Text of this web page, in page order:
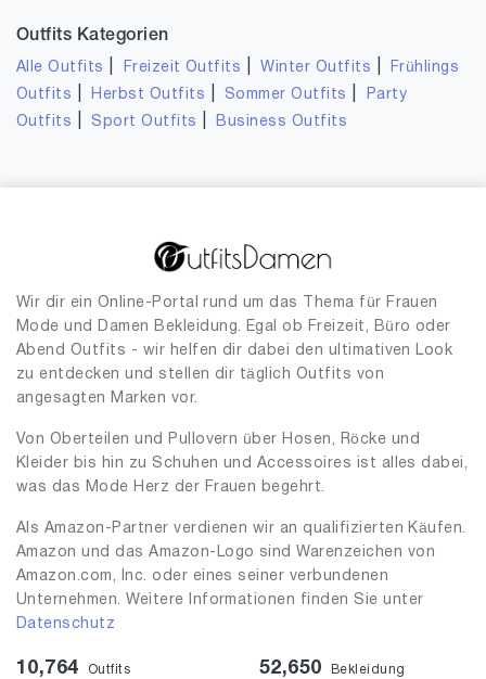
Outfits Kategorien
Alle Outfits Freizeit Outfits |Winter Outfits
Frühlings
Outfits
Herbst Outfits Sommer Outfits
Party
Outfits
Sport Outfits Business Outfits
Wir dir ein Online-Portal rund um das Thema für Frauen
Mode und Damen Bekleidung. Egal ob Freizeit, Büro oder
Abend Outfits - wir helfen dir dabei den ultimativen Look
zu entdecken und stellen dir täglich Outfits von
angesagten Marken vor.
Von Oberteilen und Pullovern über Hosen, Röcke und
Kleider bis hin zu Schuhen und Accessoires ist alles dabei,
was das Mode Herz der Frauen begehrt.
Als Amazon-Partner verdienen wir an qualifizierten Käufen.
Amazon und das Amazon-Logo sind Warenzeichen von
Amazon.com, Inc. oder eines seiner verbundenen
Unternehmen. Weitere Informationen finden Sie unter
Datenschutz
10,764 Outfits 52,650 Bekleidung